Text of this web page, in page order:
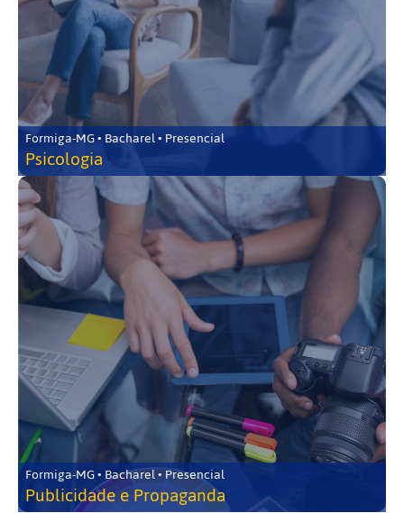
Formiga-MG • Bacharel • Presencial
Psicologia
Formiga-MG • Bacharel • Presencial
Publicidade e Propaganda